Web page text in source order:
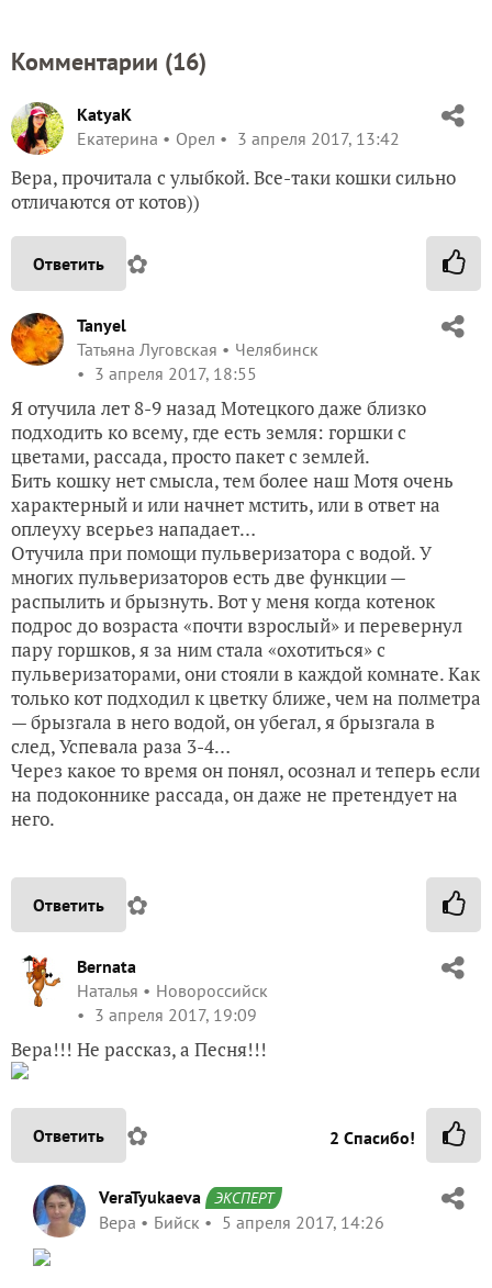
Комментарии (16)
KatyaK
Екатерина
Орел 3 апреля 2017, 13:42
Вера, прочитала с улыбкой. Все-таки кошки сильно
отличаются от котов))
Ответить ✿
Tanyel
Татьяна Луговская
Челябинск
3 апреля 2017, 18:55
Я отучила лет 8-9 назад Мотецкого даже близко
подходить ко всему, где есть земля: горшки с
цветами, рассада, просто пакет с землей.
Бить кошку нет смысла, тем более наш Мотя очень
характерный и или начнет мстить, или в ответ на
оплеуху всерьез нападает…
Отучила при помощи пульверизатора с водой. У
многих пульверизаторов есть две функции —
распылить и брызнуть. Вот у меня когда котенок
подрос до возраста «почти взрослый» и перевернул
пару горшков, я за ним стала «охотиться» с
пульверизаторами, они стояли в каждой комнате. Как
только кот подходил к цветку ближе, чем на полметра
— брызгала в него водой, он убегал, я брызгала в
след, Успевала раза 3-4…
Через какое то время он понял, осознал и теперь если
на подоконнике рассада, он даже не претендует на
него.
Ответить ✿
Bernata
Наталья
Новороссийск
3 апреля 2017, 19:09
Вера!!! Не рассказ, а Песня!!!
Ответить ✿ 2 Спасибо!
VeraTyukaeva ЭКСПЕРТ
Вера Бийск 5 апреля 2017, 14:26